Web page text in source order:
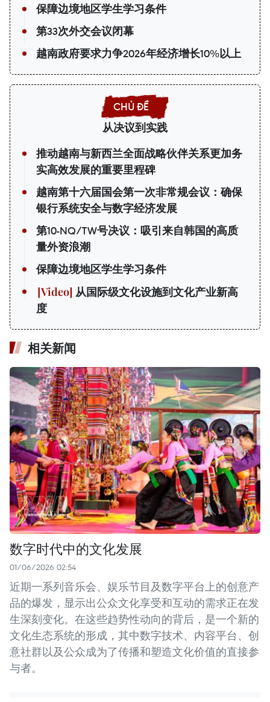
保障边境地区学生学习条件
第33次外交会议闭幕
越南政府要求力争2026年经济增长10%以上
从决议到实践
推动越南与新西兰全面战略伙伴关系更加务
实高效发展的重要里程碑
越南第十六届国会第一次非常规会议：确保
银行系统安全与数字经济发展
第10-NQ/TW号决议：吸引来自韩国的高质
量外资浪潮
保障边境地区学生学习条件
从国际级文化设施到文化产业新高
度
相关新闻
数字时代中的文化发展
01/06/2026 02:54
近期一系列音乐会、娱乐节目及数字平台上的创意产
品的爆发，显示出公众文化享受和互动的需求正在发
生深刻变化。在这些趋势性动向的背后，是一个新的
文化生态系统的形成，其中数字技术、内容平台、创
意社群以及公众成为了传播和塑造文化价值的直接参
与者。